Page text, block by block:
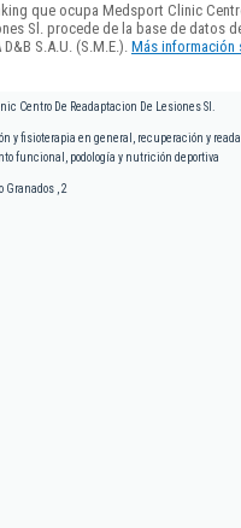
que ocupa Medsport Clinic
Sl. procede de la base de datos
S.A.U. (S.M.E.). Más información
Centro De Readaptacion De Lesiones Sl.
y fisioterapia en general, recuperación y
funcional, podología y nutrición deportiva
Granados , 2